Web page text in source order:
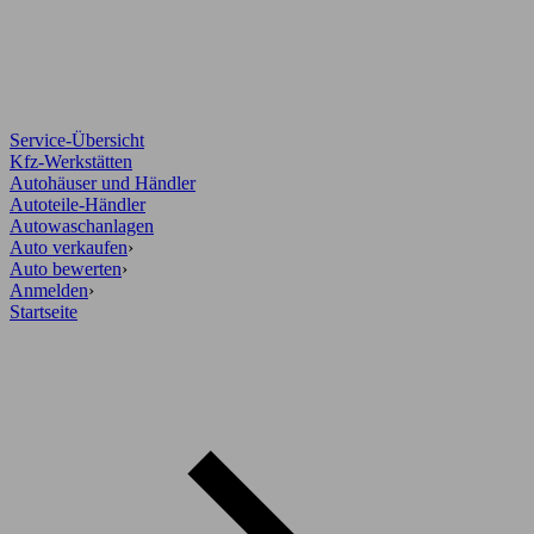
Service-Übersicht
Kfz-Werkstätten
Autohäuser und Händler
Autoteile-Händler
Autowaschanlagen
Auto verkaufen›
Auto bewerten›
Anmelden›
Startseite